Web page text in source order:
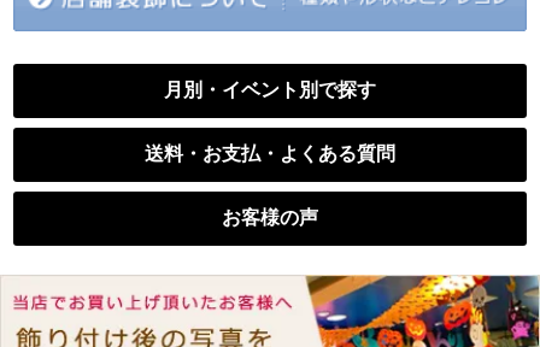
月別・イベント別で探す
送料・お支払・よくある質問
お客様の声